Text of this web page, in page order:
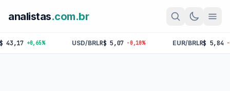
analistas.com.br
+0,65% USD/BRLR$ 5,07 -0,10% EUR/BRLR$ 5,84 -0,18%